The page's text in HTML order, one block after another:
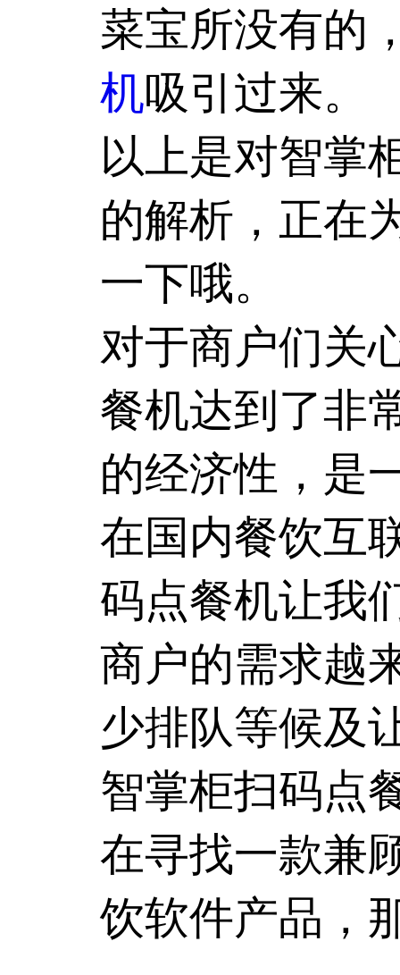
菜宝所没有的
机吸引过来。
以上是对智掌
的解析，正在
一下哦。
对于商户们关
餐机达到了非
的经济性，是
在国内餐饮互
码点餐机让我
商户的需求越
少排队等候及
智掌柜扫码点
在寻找一款兼
饮软件产品，